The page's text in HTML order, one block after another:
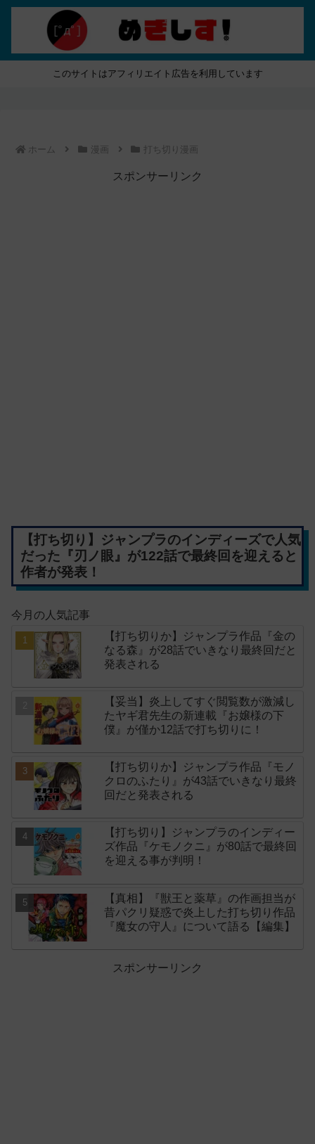
このサイトはアフィリエイト広告を利用しています
ホーム 漫画 打ち切り漫画
スポンサーリンク
【打ち切り】ジャンプラのインディーズで人気
だった『刃ノ眼』が122話で最終回を迎えると
作者が発表！
今月の人気記事
【打ち切りか】ジャンプラ作品『金の
なる森』が28話でいきなり最終回だと
発表される
【妥当】炎上してすぐ閲覧数が激減し
たヤギ君先生の新連載『お嬢様の下
僕』が僅か12話で打ち切りに！
【打ち切りか】ジャンプラ作品『モノ
クロのふたり』が43話でいきなり最終
回だと発表される
【打ち切り】ジャンプラのインディー
ズ作品『ケモノクニ』が80話で最終回
を迎える事が判明！
【真相】『獣王と薬草』の作画担当が
昔パクリ疑惑で炎上した打ち切り作品
『魔女の守人』について語る【編集】
スポンサーリンク